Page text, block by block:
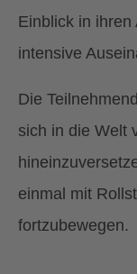
Einblick in ihren
intensive
Die
sich in die Welt
einmal mit
fortzubewegen.